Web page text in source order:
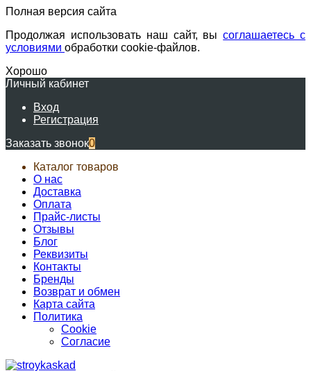
Полная версия сайта
Продолжая использовать наш сайт, высоглашаетесь с
условиями обработки cookie-файлов.
Хорошо
Личный кабинет
Вход
Регистрация
Заказать звонок0
Каталог товаров
О нас
Доставка
Оплата
Прайс-листы
Отзывы
Блог
Реквизиты
Контакты
Бренды
Возврат и обмен
Карта сайта
Политика
Cookie
Согласие